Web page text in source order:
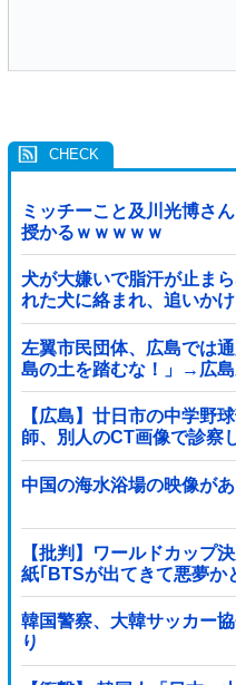
ミッチーこと及川光博さ
授かるｗｗｗｗｗ
犬が大嫌いで脂汗が止ま
れた犬に絡まれ、追いか
景』を目撃→必死で救急
て・・・
左翼市民団体、広島では
島の土を踏むな！」→広
ゃ！」「ワシらが広島県
【広島】廿日市の中学野
師、別人のCT画像で診
かった可能性
中国の海水浴場の映像が
【批判】ワールドカップ
紙｢BTSが出てきて悪夢か
韓国警察、大韓サッカー
り